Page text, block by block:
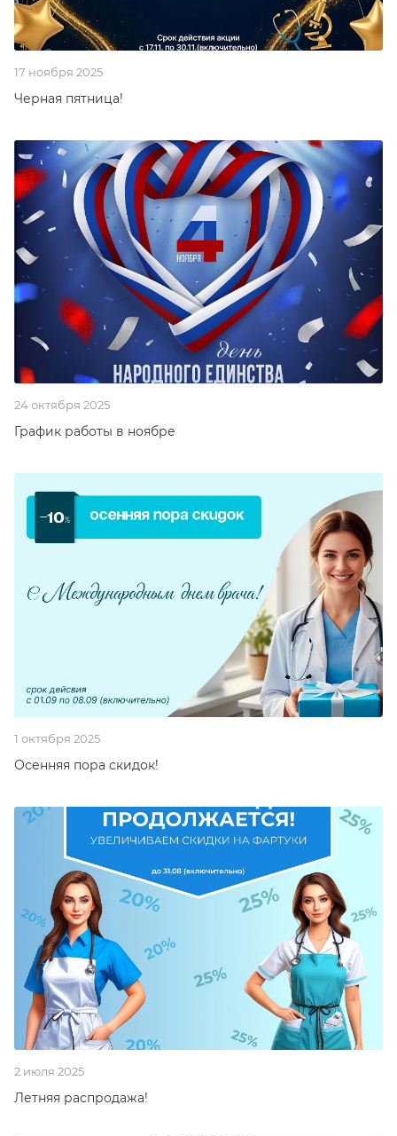
17 ноября 2025
Черная пятница!
24 октября 2025
График работы в ноябре
1 октября 2025
Осенняя пора скидок!
2 июля 2025
Летняя распродажа!